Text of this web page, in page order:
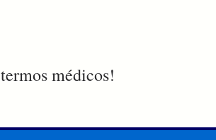
termos médicos!